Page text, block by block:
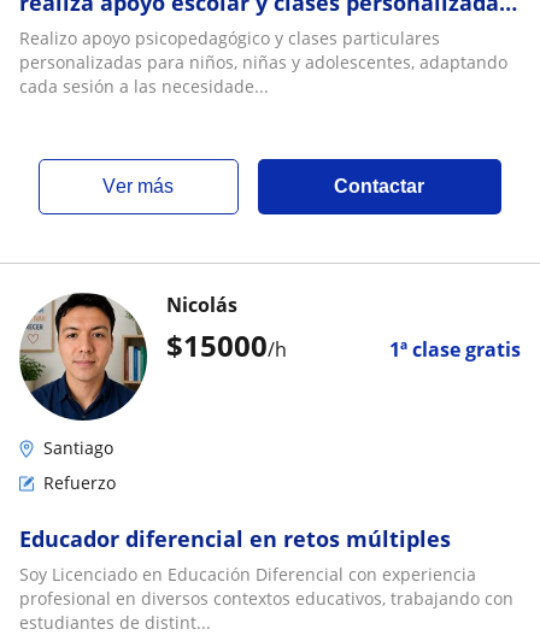
para niños y adolescentes
Realizo apoyo psicopedagógico y clases particulares
personalizadas para niños, niñas y adolescentes, adaptando
cada sesión a las necesidade...
ver más Contactar
$15000/h 1ª clase gratis
Nicolás
Santiago
Refuerzo
Educador diferencial en retos múltiples
Soy Licenciado en Educación Diferencial con experiencia
profesional en diversos contextos educativos, trabajando con
estudiantes de distint...